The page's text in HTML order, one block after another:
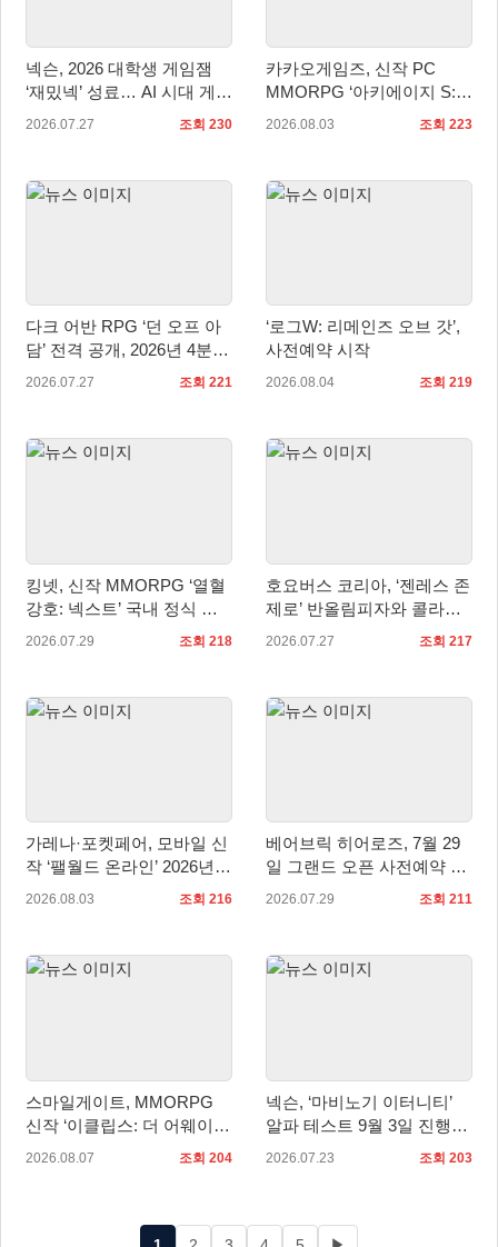
넥슨, 2026 대학생 게임잼
‘재밌넥’ 성료… AI 시대 게임
인재 발굴
2026.07.27 조회 230
카카오게임즈, 신작 PC
MMORPG ‘아키에이지 S:
자유의 해협’ 글로벌 퍼블리
2026.08.03 조회 223
다크 어반 RPG ‘던 오프 아
담’ 전격 공개, 2026년 4분기
정식 출시
2026.07.27 조회 221
‘로그W: 리메인즈 오브 갓’,
사전예약 시작
2026.08.04 조회 219
킹넷, 신작 MMORPG ‘열혈
강호: 넥스트’ 국내 정식 출
시
2026.07.29 조회 218
호요버스 코리아, ‘젠레스 존
제로’ 반올림피자와 콜라보
세트 2종 출시
2026.07.27 조회 217
가레나·포켓페어, 모바일 신
작 ‘팰월드 온라인’ 2026년
출시 예정
2026.08.03 조회 216
베어브릭 히어로즈, 7월 29
일 그랜드 오픈 사전예약 시
작… 8월 말 오픈 예정
2026.07.29 조회 211
스마일게이트, MMORPG
신작 ‘이클립스: 더 어웨이크
닝’ 9월 10일 론칭!
2026.08.07 조회 204
넥슨, ‘마비노기 이터니티’
알파 테스트 9월 3일 진행…
참가자 모집 실시
2026.07.23 조회 203